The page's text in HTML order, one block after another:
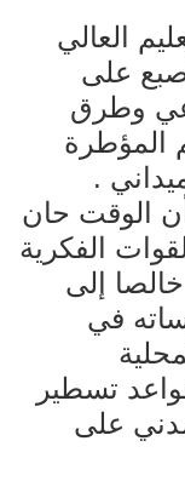
العالي
على
وطرق
المؤطرة
.
الوقت حان
الفكرية
خالصا إلى
في
تسطير
على